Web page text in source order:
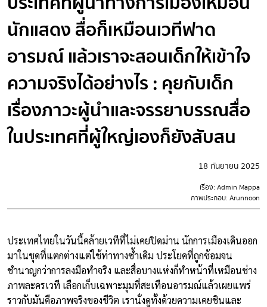
นักแสดง สื่อก็เหมือนเวทีฟาด
อารมณ์ แล้วเราจะสอนเด็กให้เข้าใจ
ความจริงได้อย่างไร : คุยกับเด็ก
เรื่องภาวะผู้นำและจรรยาบรรณสื่อ
ในประเทศที่ผู้ใหญ่เองก็ยังสับสน
18 กันยายน 2025
เรื่อง: Admin Mappa
ภาพประกอบ: Arunnoon
ประเทศไทยในวันนี้คล้ายเวทีที่ไม่เคยปิดม่าน นักการเมืองเดินออก
มาในชุดที่แตกต่างแต่ใช้ท่าทางซ้ำเดิม ประโยคที่ถูกซ้อมจน
ชำนาญกว่าการลงมือทำจริง และสื่อบางแห่งก็ทำหน้าที่เหมือนช่าง
ภาพละครเวที เลือกเก็บเฉพาะมุมที่สะเทือนอารมณ์แล้วเผยแพร่
ราวกับมันคือภาพจริงของชีวิต เรานั่งดูทั้งด้วยความเคยชินและ